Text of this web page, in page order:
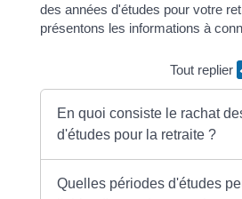
des années d'études pour votre
présentons les informations à
Tout replier
En quoi consiste le rachat
d'études pour la retraite ?
Quelles périodes d'études